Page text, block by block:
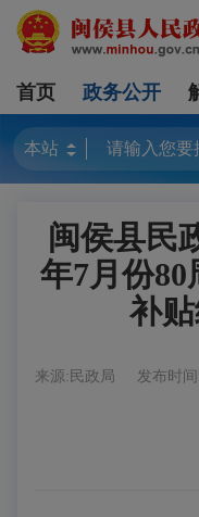
首页 政务公开
闽侯县民
年7月份
补
来源:民政局 发布时间